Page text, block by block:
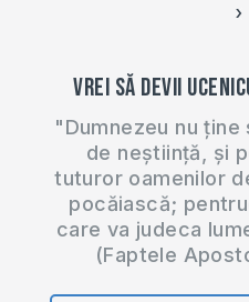
‹
Vrei să devii
"Dumnezeu nu
de neștiință, și
tuturor oamenilor
pocăiască;
care va judeca
(Faptele